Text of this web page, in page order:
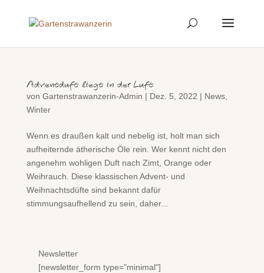
Adventduft liegt in der Luft
von Gartenstrawanzerin-Admin | Dez. 5, 2022 | News,
Winter
Wenn es draußen kalt und nebelig ist, holt man sich
aufheiternde ätherische Öle rein. Wer kennt nicht den
angenehm wohligen Duft nach Zimt, Orange oder
Weihrauch. Diese klassischen Advent- und
Weihnachtsdüfte sind bekannt dafür
stimmungsaufhellend zu sein, daher...
Newsletter
[newsletter_form type="minimal"]